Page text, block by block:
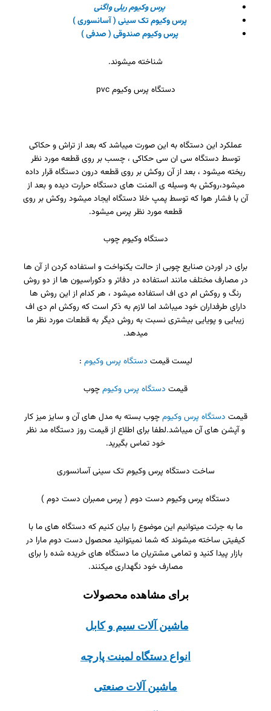
پرس وکیوم ریلی واگنی
پرس وکیوم تک سینی ( آسانسوری )
پرس وکیوم صندوقی ( صدفی )
شناخته میشوند.
دستگاه پرس وکیوم pvc
عملکرد این دستگاه به این صورت میباشد که بعد از تراش و حکاکی
توسط دستگاه سی ان سی حکاکی ، چسب بر روی قطعه مورد نظر
ریخته میشود ، بعد از آن روکش بر روی قطعه درون دستگاه قرار داده
میشود،روکش به وسیله ی المنت های دستگاه حرارت دیده و بعد از
آن با فشار هوا که توسط پمپ خلا دستگاه ایجاد میشود روکش بر روی
قطعه مورد نظر پرس میشود.
دستگاه وکیوم چوب
برای در اوردن صنایع چوبی از حالت یکنواخت و استفاده کردن از آن ها
در مصارف مختلف مانند استفاده در دفاتر و دکوراسیون ها از دو روش
رنگ و روکش ام دی اف استفاده میشود ، هر کدام از این روش ها
دارای طرفداران خود میباشد اما لازم به ذکر است که روکش ام دی اف
زیبایی و پویایی بیشتری نسبت به روش دیگر به قطعات مورد نظر ما
میدهد.
لیست قیمت دستگاه پرس وکیوم :
قیمت دستگاه پرس وکیومچوب
قیمت دستگاه پرس وکیومچوب بسته به مدل های آن و سایز میز کار
و آپشن های آن میباشد.لطفا برای اطلاع از قیمت روز دستگاه مد نظر
خود تماس بگیرید.
ساخت دستگاه پرس وکیوم تک سینی آسانسوری
دستگاه پرس وکیوم دست دوم ( پرس ممبران دست دوم )
ما به جرئت میتوانیم این موضوع را بیان کنیم که دستگاه های ما با
کیفیتی ساخته میشوند که شما نمیتوانید محصول دست دوم مارا در
بازار پیدا کنید و تمامی مشتریان ما دستگاه های خریده شده را برای
مصارف خود نگهداری میکنند.
برای مشاهده محصولات
ماشین آلات سیم و کابل
انواع دستگاه لمینت پارچه
ماشین آلات صنعتی